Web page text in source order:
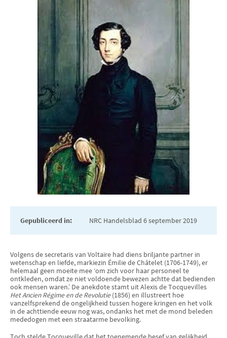
Gepubliceerd in: NRC Handelsblad 6 september 2019
Volgens de secretaris van Voltaire had diens briljante partner in
wetenschap en liefde, markiezin Émilie de Châtelet (1706-1749), er
helemaal geen moeite mee ‘om zich voor haar personeel te
ontkleden, omdat ze niet voldoende bewezen achtte dat bedienden
ook mensen waren.’ De anekdote stamt uit Alexis de Tocquevilles
Het Ancien Régime en de Revolutie(1856) en illustreert hoe
vanzelfsprekend de ongelijkheid tussen hogere kringen en het volk
in de achttiende eeuw nog was, ondanks het met de mond beleden
mededogen met een straatarme bevolking.